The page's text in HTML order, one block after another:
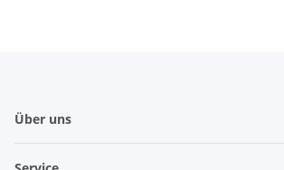
Über uns